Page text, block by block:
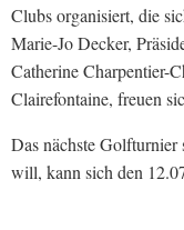
Clubs organisiert, die
Marie-Jo Decker,
Catherine Charpentier-
Clairefontaine, freuen
Das nächste Golfturnier
will, kann sich den